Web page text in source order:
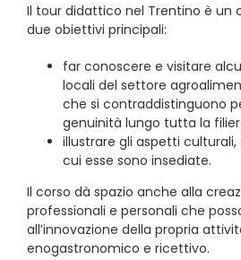
Il tour didattico nel Trentino è un
due obiettivi principali:
far conoscere e visitare
locali del settore
che si contraddistinguono
genuinità lungo tutta la
illustrare gli aspetti
cui esse sono insediate.
Il corso dà spazio anche alla
professionali e personali che
all’innovazione della propria
enogastronomico e ricettivo.